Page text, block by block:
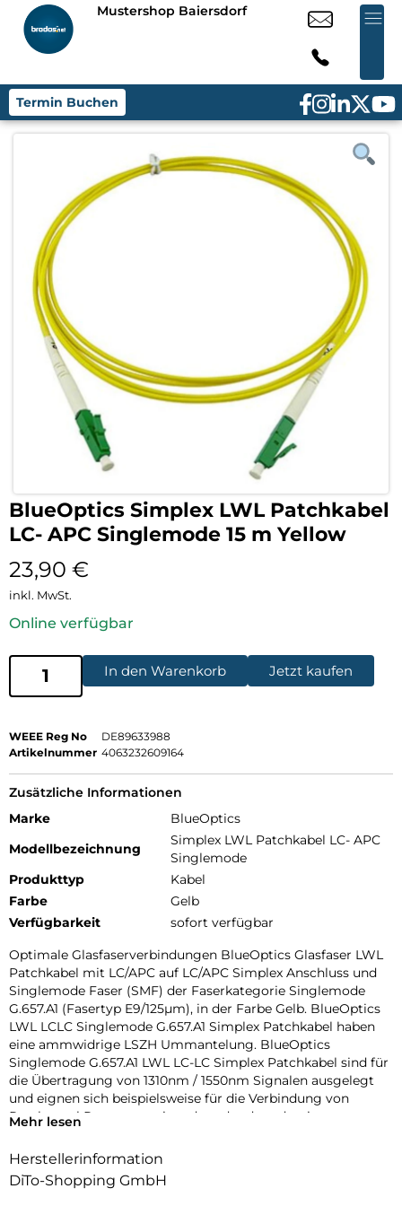
Mustershop Baiersdorf
Termin Buchen
BlueOptics Simplex LWL Patchkabel
LC- APC Singlemode 15 m Yellow
23,90 €
inkl. MwSt.
Online verfügbar
In den Warenkorb Jetzt kaufen
WEEE Reg No
DE89633988
Artikelnummer 4063232609164
Zusätzliche Informationen
Marke
BlueOptics
Modellbezeichnung
Simplex LWL Patchkabel LC- APC
Singlemode
Produkttyp
Kabel
Farbe
Gelb
Verfügbarkeit
sofort verfügbar
Optimale Glasfaserverbindungen BlueOptics Glasfaser LWL
Patchkabel mit LC/APC auf LC/APC Simplex Anschluss und
Singlemode Faser (SMF) der Faserkategorie Singlemode
G.657.A1 (Fasertyp E9/125µm), in der Farbe Gelb. BlueOptics
LWL LCLC Singlemode G.657.A1 Simplex Patchkabel haben
eine ammwidrige LSZH Ummantelung. BlueOptics
Singlemode G.657.A1 LWL LC-LC Simplex Patchkabel sind für
die Übertragung von 1310nm / 1550nm Signalen ausgelegt
und eignen sich beispielsweise für die Verbindung von
Patchpanel Ports untereinander oder dem damit
Dämpfungswerte BlueOptics Singlemode G.657.A1 LWL LC-
0,4dB pro Kilometer, eine geringe Eingangsdämpfung (Input
Mehr lesen
Herstellerinformation
DiTo-Shopping GmbH